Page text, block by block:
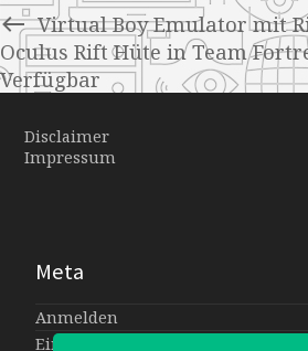
Virtual Boy Emulator mit
Oculus Rift Hüte in Team
Verfügbar
Disclaimer
Impressum
Meta
Anmelden
Eintrags-Feed